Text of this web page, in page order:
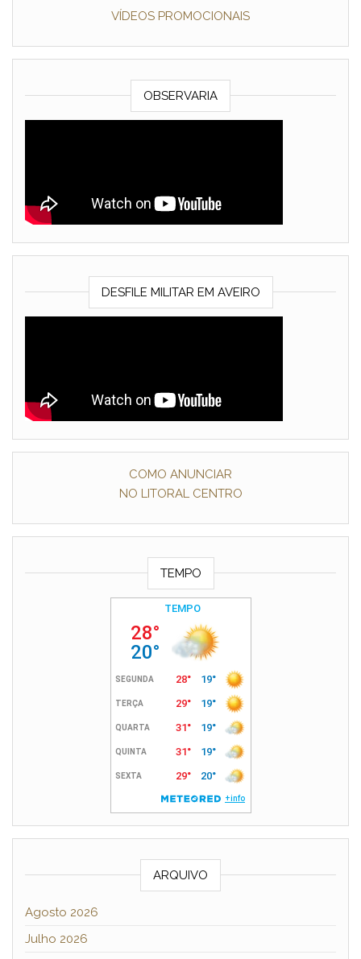
VÍDEOS PROMOCIONAIS
OBSERVARIA
DESFILE MILITAR EM AVEIRO
COMO ANUNCIAR
NO LITORAL CENTRO
TEMPO
ARQUIVO
Agosto 2026
Julho 2026